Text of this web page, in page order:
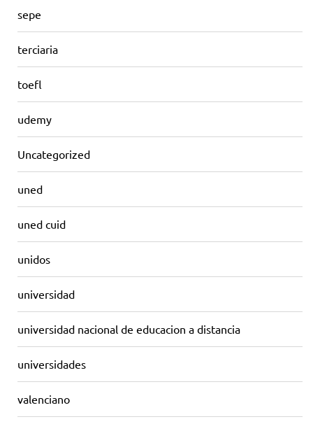
sepe
terciaria
toefl
udemy
Uncategorized
uned
uned cuid
unidos
universidad
universidad nacional de educacion a distancia
universidades
valenciano